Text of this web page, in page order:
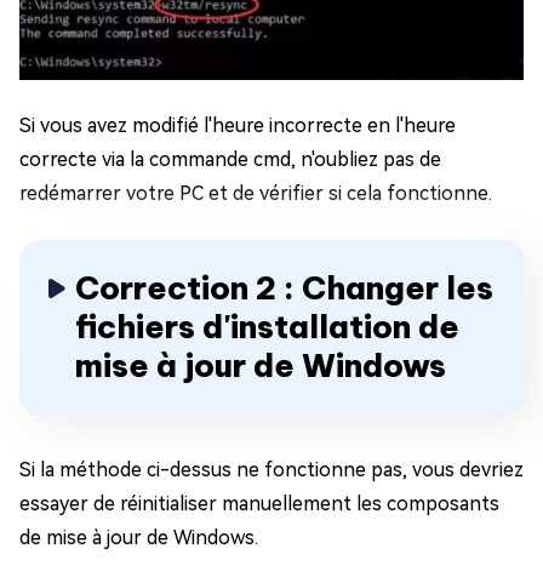
Si vous avez modifié l'heure incorrecte en l'heure
correcte via la commande cmd, n'oubliez pas de
redémarrer votre PC et de vérifier si cela fonctionne.
Correction 2 : Changer les
fichiers d'installation de
mise à jour de Windows
Si la méthode ci-dessus ne fonctionne pas, vous devriez
essayer de réinitialiser manuellement les composants
de mise à jour de Windows.